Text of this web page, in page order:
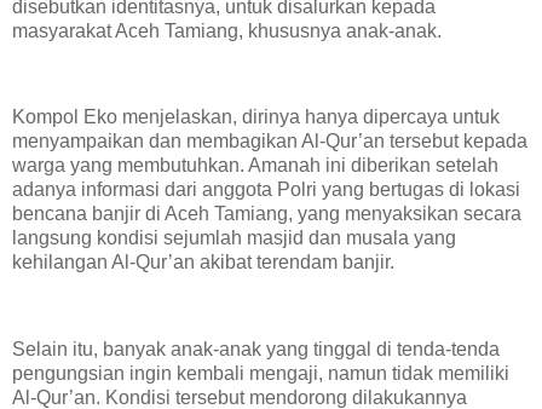
disebutkan identitasnya, untuk disalurkan kepada
masyarakat Aceh Tamiang, khususnya anak-anak.
Kompol Eko menjelaskan, dirinya hanya dipercaya untuk
menyampaikan dan membagikan Al-Qur’an tersebut kepada
warga yang membutuhkan. Amanah ini diberikan setelah
adanya informasi dari anggota Polri yang bertugas di lokasi
bencana banjir di Aceh Tamiang, yang menyaksikan secara
langsung kondisi sejumlah masjid dan musala yang
kehilangan Al-Qur’an akibat terendam banjir.
Selain itu, banyak anak-anak yang tinggal di tenda-tenda
pengungsian ingin kembali mengaji, namun tidak memiliki
Al-Qur’an. Kondisi tersebut mendorong dilakukannya